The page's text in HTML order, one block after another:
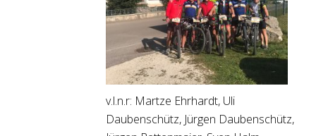
v.l.n.r: Martze Ehrhardt, Uli
Daubenschütz, Jürgen Daubenschütz,